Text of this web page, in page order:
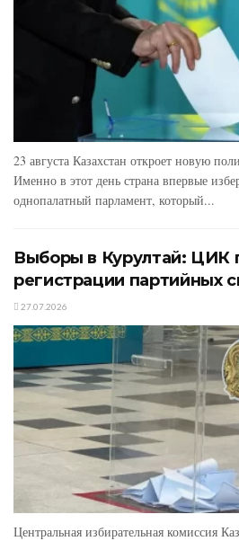
23 августа Казахстан откроет новую
Именно в этот день страна впервые
однопалатный парламент, который...
Выборы в Курултай: ЦИК
регистрации партийных
27.07.2026
Центральная избирательная комиссия